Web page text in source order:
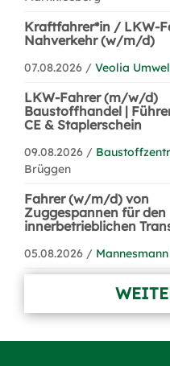
Kraftfahrer*in / LKW-
Nahverkehr (w/m/d)
07.08.2026 / Veolia
LKW-Fahrer (m/w/d)
Baustoffhandel |
CE & Staplerschein
09.08.2026 /
Brüggen
Fahrer (w/m/d) von
Zuggespannen für den
innerbetrieblichen
05.08.2026 /